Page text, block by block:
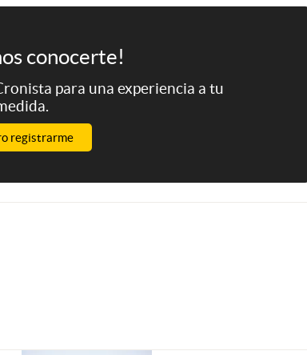
conocerte!
para una experiencia a tu
registrarme